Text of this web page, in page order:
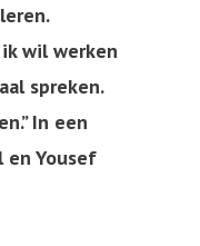
wil werken
spreken.
In een
Yousef